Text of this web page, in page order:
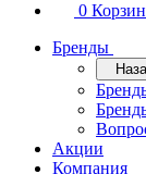
0
Бренды
Акции
Компания